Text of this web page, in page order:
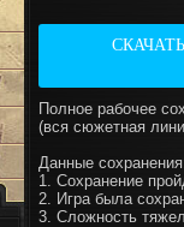
Полное рабочее
(вся сюжетная
Данные
1. Сохранение
2. Игра была
3. Сложность